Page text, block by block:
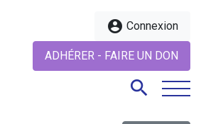
account_circle Connexion
ADHÉRER - FAIRE UN DON
search